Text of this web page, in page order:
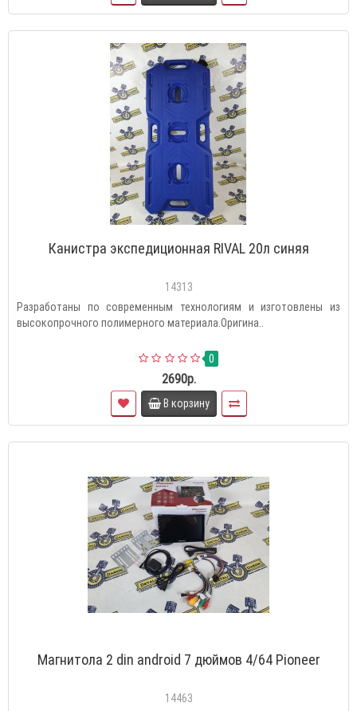
Канистра экспедиционная RIVAL 20л синяя
14313
Разработаны по современным технологиям и изготовлены из
высокопрочного полимерного материала.Оригина..
0
2690р.
В корзину
Магнитола 2 din android 7 дюймов 4/64 Pioneer
14463